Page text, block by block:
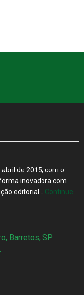
de 2015, com o
inovadora com
editorial… Continue
Barretos, SP